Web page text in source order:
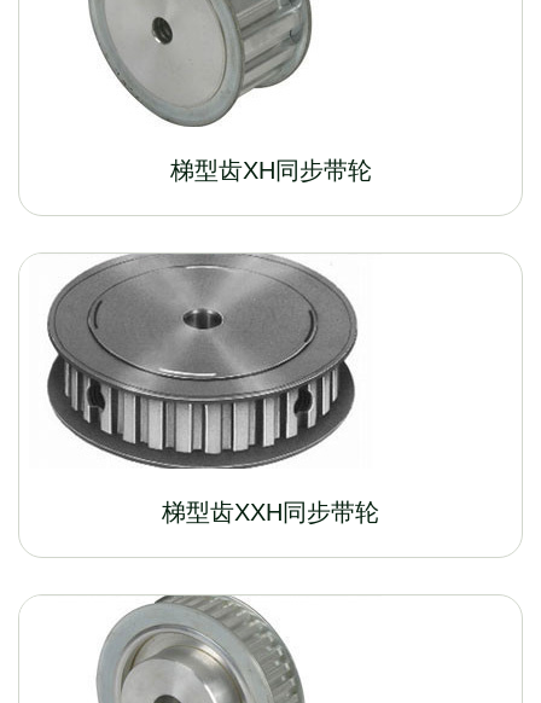
梯型齿XH同步带轮
梯型齿XXH同步带轮